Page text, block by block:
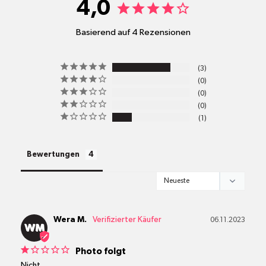
pro
Standort
Versandkosten
4,0
Basierend auf 4 Rezensionen
3
0
0
0
1
Bewertungen
WM
06.11.2023
Wera M.
Photo folgt